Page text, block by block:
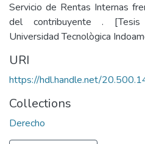
Servicio de Rentas Internas
del contribuyente .
Universidad Tecnològica
URI
https://hdl.handle.net/
Collections
Derecho